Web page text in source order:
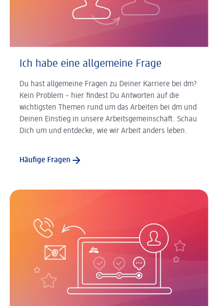
Ich habe eine allgemeine Frage
Du hast allgemeine Fragen zu Deiner Karriere bei dm?
Kein Problem – hier findest Du Antworten auf die
wichtigsten Themen rund um das Arbeiten bei dm und
Deinen Einstieg in unsere Arbeitsgemeinschaft. Schau
Dich um und entdecke, wie wir Arbeit anders leben.
Häufige Fragen